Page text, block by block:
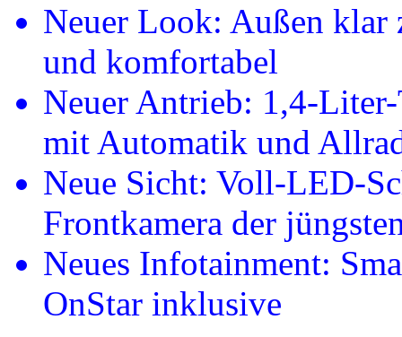
Neuer Look: Außen klar
und komfortabel
Neuer Antrieb: 1,4-
mit Automatik und
Neue Sicht: Voll-LED-
Frontkamera der
Neues Infotainment:
OnStar inklusive